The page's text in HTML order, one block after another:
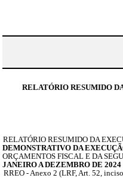
RELATÓRIO RESUMIDO
RELATÓRIO RESUMIDO DA
DEMONSTRATIVO DA
ORÇAMENTOS FISCAL E DA
JANEIRO A DEZEMBRO DE
RREO - Anexo 2 (LRF, Art. 52,